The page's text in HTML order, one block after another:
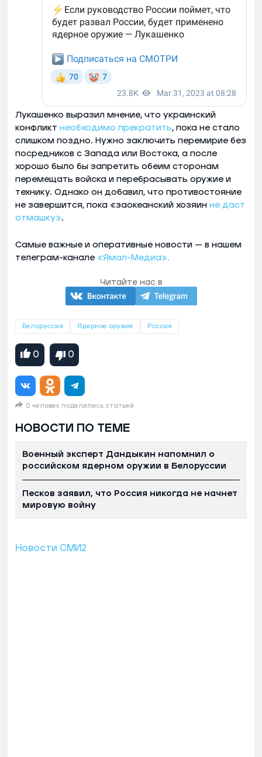
Лукашенко выразил мнение, что украинский
конфликт необходимо прекратить, пока не стало
слишком поздно. Нужно заключить перемирие без
посредников с Запада или Востока, а после
хорошо было бы запретить обеим сторонам
перемещать войска и перебрасывать оружие и
технику. Однако он добавил, что противостояние
не завершится, пока «заокеанский хозяин не даст
отмашку».
Самые важные и оперативные новости — в нашем
телеграм-канале «Ямал-Медиа».
Читайте нас в
Белоруссия Ядерное оружие Россия
0 0
0 человек поделились статьей
НОВОСТИ ПО ТЕМЕ
Военный эксперт Дандыкин напомнил о
российском ядерном оружии в Белоруссии
Песков заявил, что Россия никогда не начнет
мировую войну
Новости СМИ2